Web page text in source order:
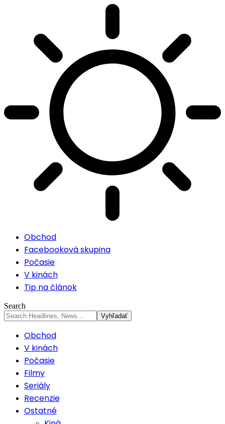
Obchod
Facebooková skupina
Počasie
V kinách
Tip na článok
Search
Obchod
V kinách
Počasie
Filmy
Seriály
Recenzie
Ostatné